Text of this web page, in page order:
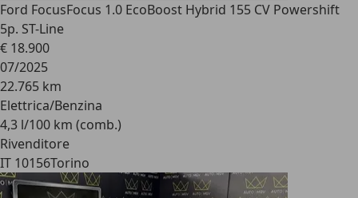
Ford FocusFocus 1.0 EcoBoost Hybrid 155 CV Powershift
5p. ST-Line
€ 18.900
07/2025
22.765 km
Elettrica/Benzina
4,3 l/100 km (comb.)
Rivenditore
IT 10156Torino